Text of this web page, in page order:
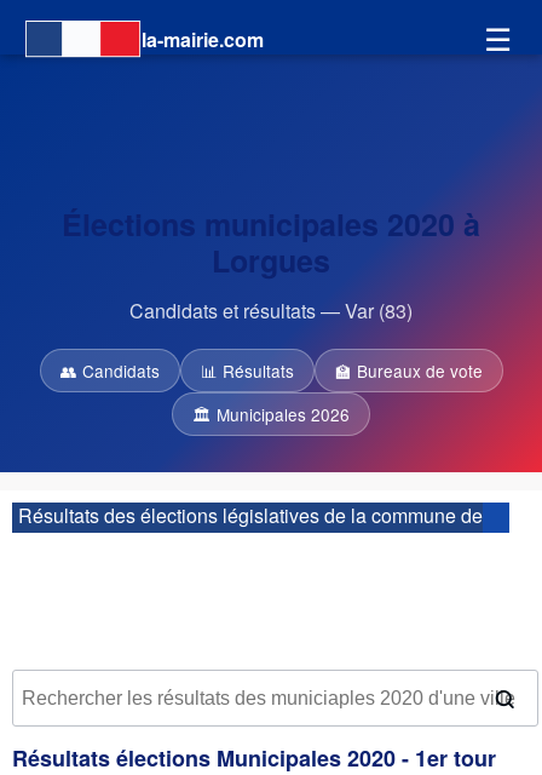
la-mairie.com ☰
Élections municipales 2020 à
Lorgues
Candidats et résultats — Var (83)
👥 Candidats 📊 Résultats
🏫 Bureaux de vote
🏛 Municipales 2026
Résultats des élections législatives de la commune de
Lorgues :| 4ème circonscription
Résultats élections Municipales 2020 - 1er tour